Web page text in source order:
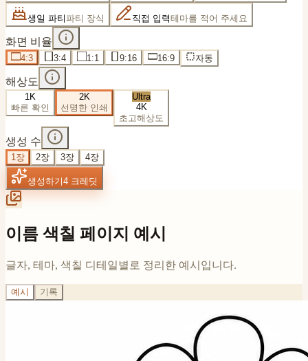
생일 파티파티 장식 직접 입력테마를 적어 주세요
화면 비율
4:3 3:4 1:1 9:16 16:9 자동
해상도
1K
빠른 확인
2K
선명한 인쇄
Ultra
4K
초고해상도
생성 수
1 장 2장 3장 4장
생성하기4 크레딧
이름 색칠 페이지 예시
글자, 테마, 색칠 디테일별로 정리한 예시입니다.
예시 기록